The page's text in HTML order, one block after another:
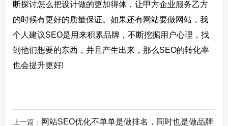
断探讨怎么把设计做的更加得体，让甲方企业服务乙方
的时候有更好的质量保证。如果还有网站要做网站，我
个人建议SEO是用来积累品牌，不断挖掘用户心理，找
到他们想要的东西，并且产生出来，那么SEO的转化率
也会提升更好!
上一篇： 网站SEO优化不单单是做排名，同时也是做品牌